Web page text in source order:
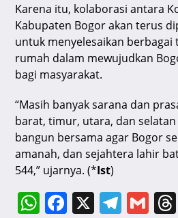
Karena itu, kolaborasi antara
Kabupaten Bogor akan terus
untuk menyelesaikan berbagai
rumah dalam mewujudkan
bagi masyarakat.
“Masih banyak sarana dan
barat, timur, utara, dan
bangun bersama agar Bogor
amanah, dan sejahtera lahir
544,” ujarnya. (*Ist)
W F X T G